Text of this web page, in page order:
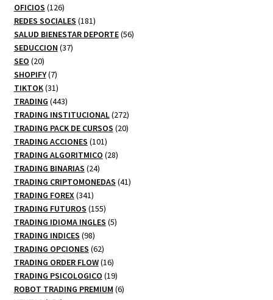
productos
OFICIOS 126126
productos
REDES SOCIALES 181181
productos
SALUD BIENESTAR DEPORTE 5656
SEDUCCION 3737
SEO 2020
productos
SHOPIFY 77
productos
TIKTOK 3131
productos
TRADING 443443
productos
TRADING INSTITUCIONAL 272272
productos
TRADING PACK DE CURSOS 2020
TRADING ACCIONES 101101
productos
TRADING ALGORITMICO 2828
TRADING BINARIAS 2424
productos
TRADING CRIPTOMONEDAS 4141
TRADING FOREX 341341
productos
TRADING FUTUROS 155155
productos
TRADING IDIOMA INGLES 55
TRADING INDICES 9898
productos
TRADING OPCIONES 6262
productos
TRADING ORDER FLOW 1616
productos
TRADING PSICOLOGICO 1919
productos
ROBOT TRADING PREMIUM 66